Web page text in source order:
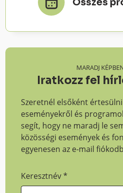
MARADJ
Iratkozz fel
Szeretnél elsőként
eseményekről és
segít, hogy ne maradj le
közösségi események és
egyenesen az e-mail
Keresztnév*